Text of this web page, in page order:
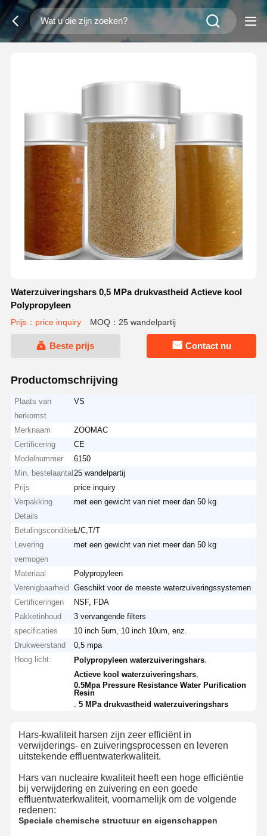
Waterzuiveringshars 0,5 MPa drukvastheid Actieve kool
Polypropyleen
Prijs：price inquiry MOQ：25 wandelpartij
Beste prijs Contact nu
Productomschrijving
Plaats van
herkomst
VS
Merknaam
ZOOMAC
Certificering
CE
Modelnummer
6150
Min. bestelaantal 25 wandelpartij
Prijs
price inquiry
Verpakking
Details
met een gewicht van niet meer dan 50 kg
BetalingsconditiesL/C,T/T
Levering
vermogen
met een gewicht van niet meer dan 50 kg
Materiaal
Polypropyleen
Verenigbaarheid
Geschikt voor de meeste waterzuiveringssystemen
Certificeringen
NSF, FDA
Pakketinhoud
3 vervangende filters
specificaties
10 inch 5um, 10 inch 10um, enz.
Drukweerstand
0,5 mpa
Hoog licht:
Polypropyleen waterzuiveringshars
Actieve kool waterzuiveringshars
0.5Mpa Pressure Resistance Water Purification
Resin
,5 MPa drukvastheid waterzuiveringshars
Hars-kwaliteit harsen zijn zeer efficiënt in
verwijderings- en zuiveringsprocessen en leveren
uitstekende effluentwaterkwaliteit.
Hars van nucleaire kwaliteit heeft een hoge efficiëntie
bij verwijdering en zuivering en een goede
effluentwaterkwaliteit, voornamelijk om de volgende
redenen:
Speciale chemische structuur en eigenschappen